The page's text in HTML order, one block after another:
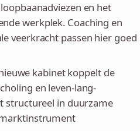
en het
werkplek. Coaching en
veerkracht passen hier goed
kabinet koppelt de
en leven-lang-
structureel in duurzame